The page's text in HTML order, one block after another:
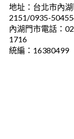
地址：台北市內
2151/0935-
內湖門市電話：
1716
統編：16380499